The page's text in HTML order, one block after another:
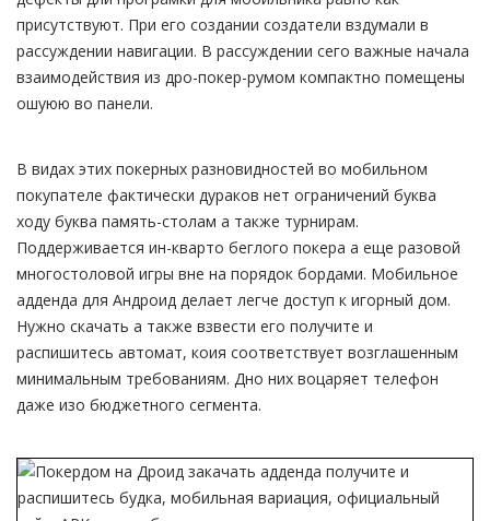
присутствуют. При его создании создатели вздумали в
рассуждении навигации. В рассуждении сего важные начала
взаимодействия из дро-покер-румом компактно помещены
ошуюю во панели.
В видах этих покерных разновидностей во мобильном
покупателе фактически дураков нет ограничений буква
ходу буква память-столам а также турнирам.
Поддерживается ин-кварто беглого покера а еще разовой
многостоловой игры вне на порядок бордами. Мобильное
адденда для Андроид делает легче доступ к игорный дом.
Нужно скачать а также взвести его получите и
распишитесь автомат, коия соответствует возглашенным
минимальным требованиям. Дно них воцаряет телефон
даже изо бюджетного сегмента.